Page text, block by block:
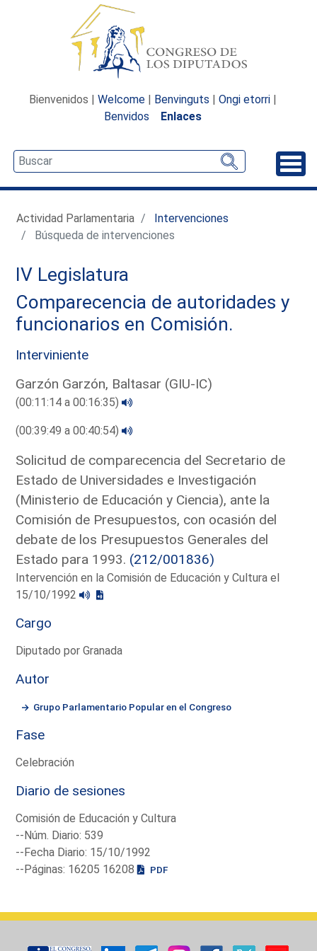
Bienvenidos | Welcome | Benvinguts | Ongi etorri |
Benvidos
Enlaces
Actividad Parlamentaria
Intervenciones
Búsqueda de intervenciones
IV Legislatura
Comparecencia de autoridades y
funcionarios en Comisión.
Interviniente
Garzón Garzón, Baltasar (GIU-IC)
(00:11:14 a 00:16:35)
(00:39:49 a 00:40:54)
Solicitud de comparecencia del Secretario de
Estado de Universidades e Investigación
(Ministerio de Educación y Ciencia), ante la
Comisión de Presupuestos, con ocasión del
debate de los Presupuestos Generales del
Estado para 1993. (212/001836)
Intervención en la Comisión de Educación y Cultura el
15/10/1992
Cargo
Diputado por Granada
Autor
Grupo Parlamentario Popular en el Congreso
Fase
Celebración
Diario de sesiones
Comisión de Educación y Cultura
--Núm. Diario: 539
--Fecha Diario: 15/10/1992
--Páginas: 16205 16208
PDF